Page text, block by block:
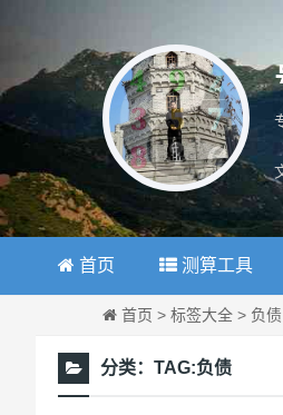
数字磁场学
首页 测算工具
首页 > 标签大全 > 负债
分类： TAG:负债